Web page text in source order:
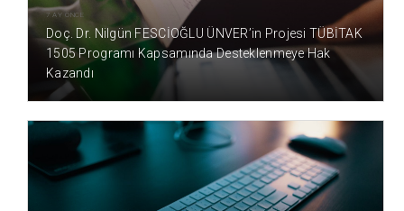
7 AY ÖNCE
Doç. Dr. Nilgün FESCİOĞLU ÜNVER’in Projesi TÜBİTAK
1505 Programı Kapsamında Desteklenmeye Hak
Kazandı